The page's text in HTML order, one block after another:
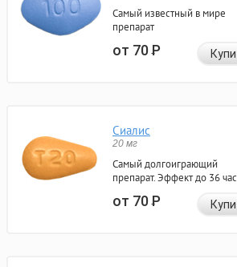
Самый известный в мире
препарат
от 70Р
Сиалис
20 мг
Самый долгоиграющий
препарат. Эффект до 36
от 70Р